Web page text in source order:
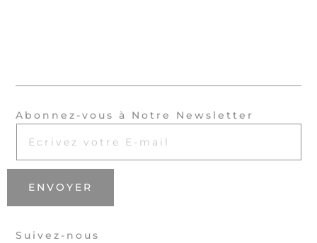
Abonnez-vous à Notre Newsletter
ENVOYER
Suivez-nous